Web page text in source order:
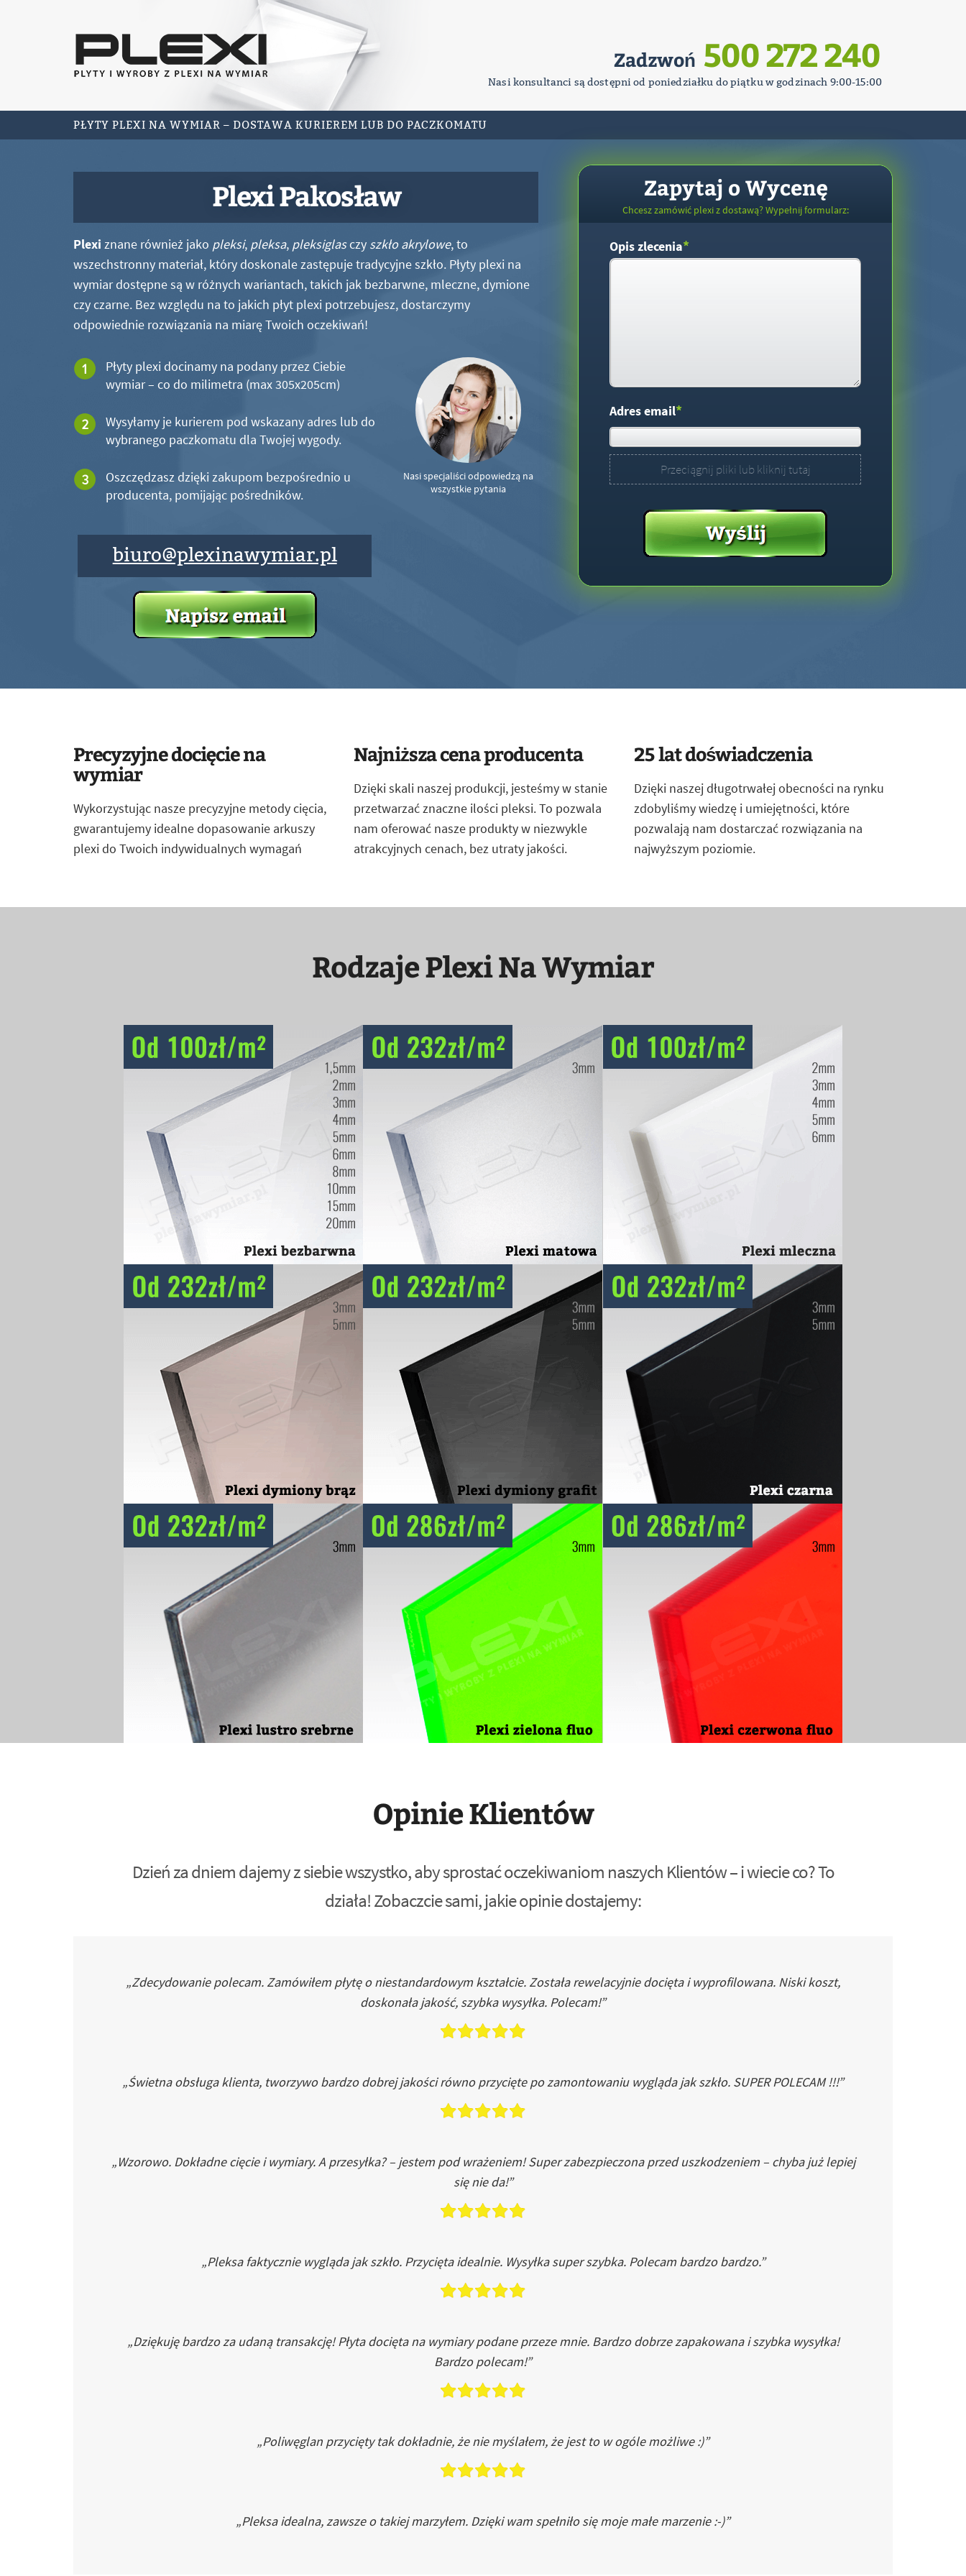
Zadzwoń 500 272 240
Nasi konsultanci są dostępni od poniedziałku do piątku w godzinach 9:00-15:00
PŁYTY PLEXI NA WYMIAR – DOSTAWA KURIEREM LUB DO PACZKOMATU
Plexi Pakosław
Plexi znane również jako pleksi, pleksa, pleksiglasczy szkło akrylowe, to
wszechstronny materiał, który doskonale zastępuje tradycyjne szkło. Płyty plexi na
wymiar dostępne są w różnych wariantach, takich jak bezbarwne, mleczne, dymione
czy czarne. Bez względu na to jakich płyt plexi potrzebujesz, dostarczymy
odpowiednie rozwiązania na miarę Twoich oczekiwań!
Płyty plexi docinamy na podany przez Ciebie
wymiar – co do milimetra (max 305x205cm)
Wysyłamy je kurierem pod wskazany adres lub do
wybranego paczkomatu dla Twojej wygody.
Oszczędzasz dzięki zakupom bezpośrednio u
producenta, pomijając pośredników.
biuro@plexinawymiar.pl
Nasi specjaliści odpowiedzą na
wszystkie pytania
Zapytaj o Wycenę
Chcesz zamówić plexi z dostawą? Wypełnij formularz:
Opis zlecenia*
Adres email*
Przeciągnij pliki lub kliknij tutaj
Precyzyjne docięcie na
wymiar
Wykorzystując nasze precyzyjne metody cięcia,
gwarantujemy idealne dopasowanie arkuszy
plexi do Twoich indywidualnych wymagań
Najniższa cena producenta
Dzięki skali naszej produkcji, jesteśmy w stanie
przetwarzać znaczne ilości pleksi. To pozwala
nam oferować nasze produkty w niezwykle
atrakcyjnych cenach, bez utraty jakości.
25 lat doświadczenia
Dzięki naszej długotrwałej obecności na rynku
zdobyliśmy wiedzę i umiejętności, które
pozwalają nam dostarczać rozwiązania na
najwyższym poziomie.
Rodzaje Plexi Na Wymiar
Opinie Klientów
Dzień za dniem dajemy z siebie wszystko, aby sprostać oczekiwaniom naszych Klientów – i wiecie co? To
działa! Zobaczcie sami, jakie opinie dostajemy:
„Zdecydowanie polecam. Zamówiłem płytę o niestandardowym kształcie. Została rewelacyjnie docięta i wyprofilowana. Niski koszt,
doskonała jakość, szybka wysyłka. Polecam!”
„Świetna obsługa klienta, tworzywo bardzo dobrej jakości równo przycięte po zamontowaniu wygląda jak szkło. SUPER POLECAM !!!”
„Wzorowo. Dokładne cięcie i wymiary. A przesyłka? – jestem pod wrażeniem! Super zabezpieczona przed uszkodzeniem – chyba już lepiej
się nie da!”
„Pleksa faktycznie wygląda jak szkło. Przycięta idealnie. Wysyłka super szybka. Polecam bardzo bardzo.”
„Dziękuję bardzo za udaną transakcję! Płyta docięta na wymiary podane przeze mnie. Bardzo dobrze zapakowana i szybka wysyłka!
Bardzo polecam!”
„Poliwęglan przycięty tak dokładnie, że nie myślałem, że jest to w ogóle możliwe :)”
„Pleksa idealna, zawsze o takiej marzyłem. Dzięki wam spełniło się moje małe marzenie :-)”